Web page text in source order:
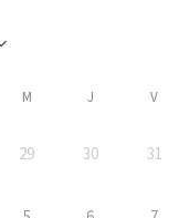
M J V
29 30 31